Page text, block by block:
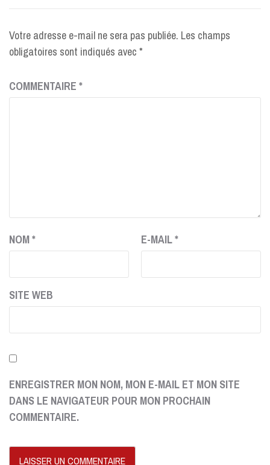
Votre adresse e-mail ne sera pas publiée. Les champs
obligatoires sont indiqués avec *
COMMENTAIRE *
NOM* E-MAIL*
SITE WEB
ENREGISTRER MON NOM, MON E-MAIL ET MON SITE
DANS LE NAVIGATEUR POUR MON PROCHAIN
COMMENTAIRE.